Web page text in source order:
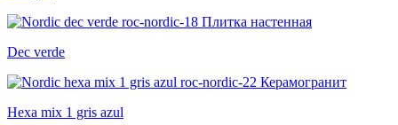
Dec verde
Hexa mix 1 gris azul